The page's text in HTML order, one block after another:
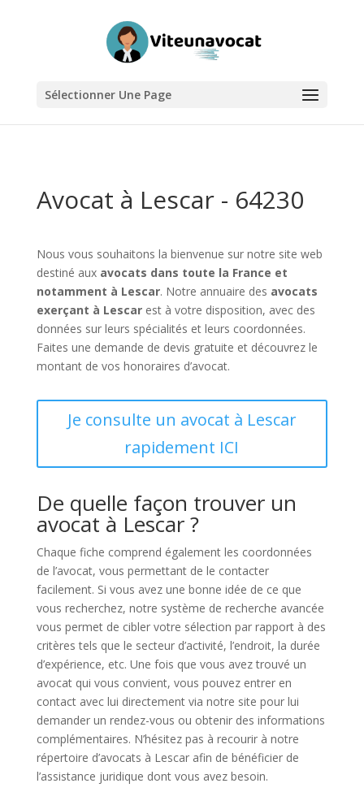
Sélectionner Une Page
Avocat à Lescar - 64230
Nous vous souhaitons la bienvenue sur notre site web
destiné aux avocats dans toute la France et
notamment à Lescar. Notre annuaire des avocats
exerçant à Lescarest à votre disposition, avec des
données sur leurs spécialités et leurs coordonnées.
Faites une demande de devis gratuite et découvrez le
montant de vos honoraires d’avocat.
Je consulte un avocat à Lescar
rapidement ICI
De quelle façon trouver un
avocat à Lescar ?
Chaque fiche comprend également les coordonnées
de l’avocat, vous permettant de le contacter
facilement. Si vous avez une bonne idée de ce que
vous recherchez, notre système de recherche avancée
vous permet de cibler votre sélection par rapport à des
critères tels que le secteur d’activité, l’endroit, la durée
d’expérience, etc. Une fois que vous avez trouvé un
avocat qui vous convient, vous pouvez entrer en
contact avec lui directement via notre site pour lui
demander un rendez-vous ou obtenir des informations
complémentaires. N’hésitez pas à recourir à notre
répertoire d’avocats à Lescar afin de bénéficier de
l’assistance juridique dont vous avez besoin.